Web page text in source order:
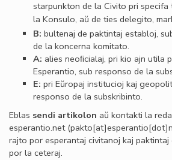
starpunkton de la Civito pri specifa
la Konsulo, aŭ de ties delegito,
B: bultenaj de paktintaj establoj,
de la koncerna komitato.
A: alies neoﬁcialaj, pri kio ajn utila
Esperantio, sub responso de la
E: pri Eŭropaj institucioj kaj
responso de la subskribinto.
Eblas sendi artikolon aŭ kontakti la
esperantio.net
rajto por esperantaj civitanoj kaj paktintaj
por la ceteraj.